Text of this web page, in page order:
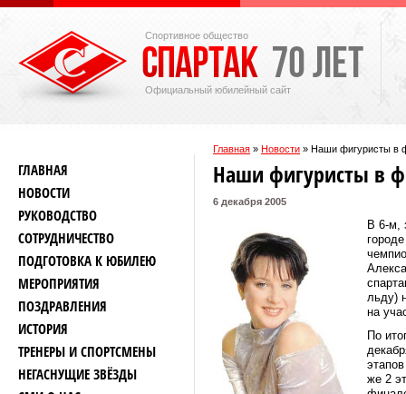
Спортивное общество
Официальный юбилейный сайт
Главная » Новости » Наши фигуристы в
ГЛАВНАЯ
НОВОСТИ
РУКОВОДСТВО
СОТРУДНИЧЕСТВО
ПОДГОТОВКА К ЮБИЛЕЮ
МЕРОПРИЯТИЯ
ПОЗДРАВЛЕНИЯ
ИСТОРИЯ
ТРЕНЕРЫ И СПОРТСМЕНЫ
НЕГАСНУЩИЕ ЗВЁЗДЫ
Наши фигуристы в
6 декабря 2005
В 6-м,
льду)
на
По
же 2